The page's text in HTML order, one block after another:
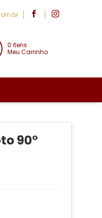
0 itens
Meu Carrinho
90°